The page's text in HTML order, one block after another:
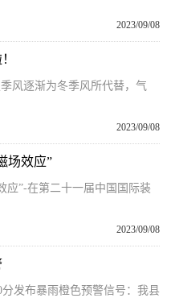
2023/09/08
风逐渐为冬季风所代替，气
2023/09/08
场效应”
应”-在第二十一届中国国际装
2023/09/08
分发布暴雨橙色预警信号：我县